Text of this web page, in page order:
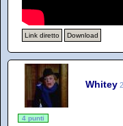
Link diretto Download
Whitey
4 punti